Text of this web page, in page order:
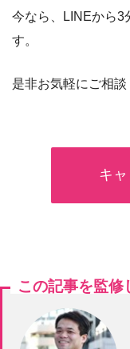
今なら、LINEから3
す。
是非お気軽にご相談
キ
この記事を監修